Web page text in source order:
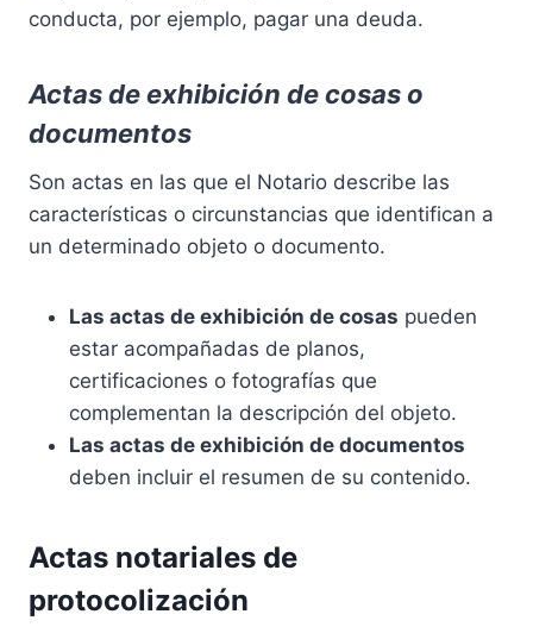
conducta, por ejemplo, pagar una deuda.
Actas de exhibición de cosas o
documentos
Son actas en las que el Notario describe las
características o circunstancias que identifican a
un determinado objeto o documento.
Las actas de exhibición de cosas pueden
estar acompañadas de planos,
certificaciones o fotografías que
complementan la descripción del objeto.
Las actas de exhibición de documentos
deben incluir el resumen de su contenido.
Actas notariales de
protocolización